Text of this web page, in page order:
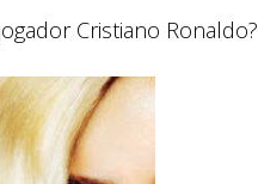
Cristiano Ronaldo?